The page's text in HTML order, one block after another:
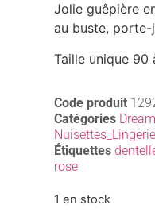
Jolie guêpière
au buste,
Taille unique 90
Code produit
Catégories
Étiquettes
rose
1 en stock